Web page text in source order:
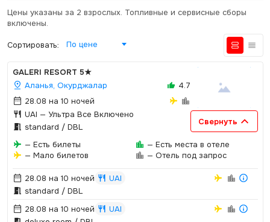
Цены указаны за 2 взрослых. Топливные и сервисные сборы
включены.
Сортировать: По цене
GALERI RESORT 5★
Аланья, Окурджалар
28.08 на 10 ночей
UAI — Ультра Все Включено
4.7
standard / DBL
Свернуть
— Есть билеты
— Мало билетов
— Есть места в отеле
— Отель под запрос
28.08 на 10 ночей
UAI
standard / DBL
28.08 на 10 ночей
UAI